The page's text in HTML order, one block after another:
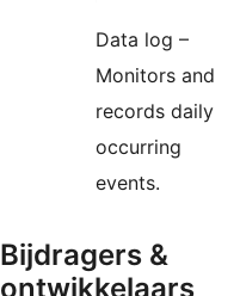
Data log –
Monitors and
records daily
occurring
events.
Bijdragers &
ontwikkelaars